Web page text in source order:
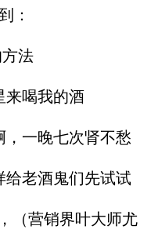
：
法
来喝我的酒
，一晚七次肾不愁
给老酒鬼们先试试
（营销界叶大师尤